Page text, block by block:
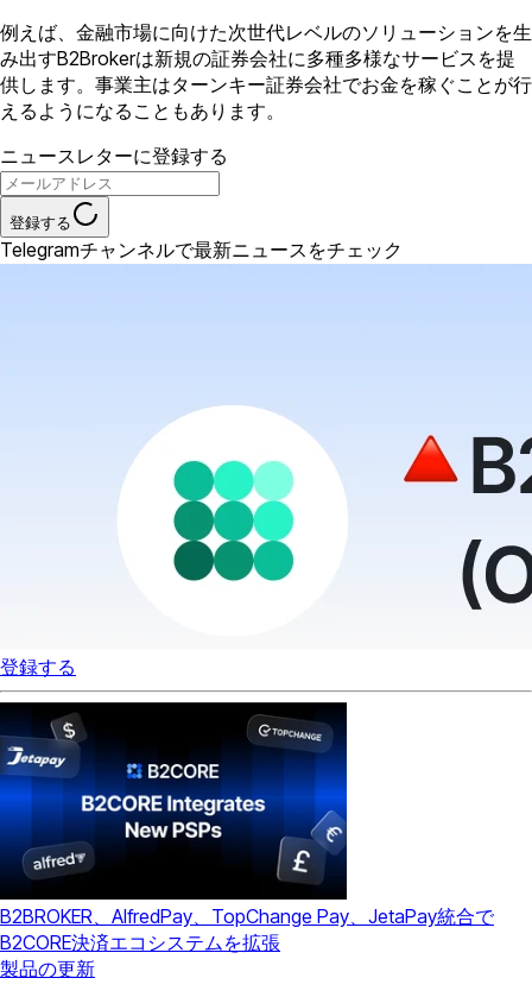
例えば、金融市場に向けた次世代レベルのソリューションを生
み出すB2Brokerは新規の証券会社に多種多様なサービスを提
供します。事業主はターンキー証券会社でお金を稼ぐことが行
えるようになることもあります。
ニュースレターに登録する
登録する
Telegramチャンネルで最新ニュースをチェック
登録する
B2BROKER、AlfredPay、TopChange Pay、JetaPay統合で
B2CORE決済エコシステムを拡張
製品の更新